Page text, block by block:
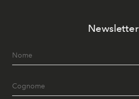
Newsletter